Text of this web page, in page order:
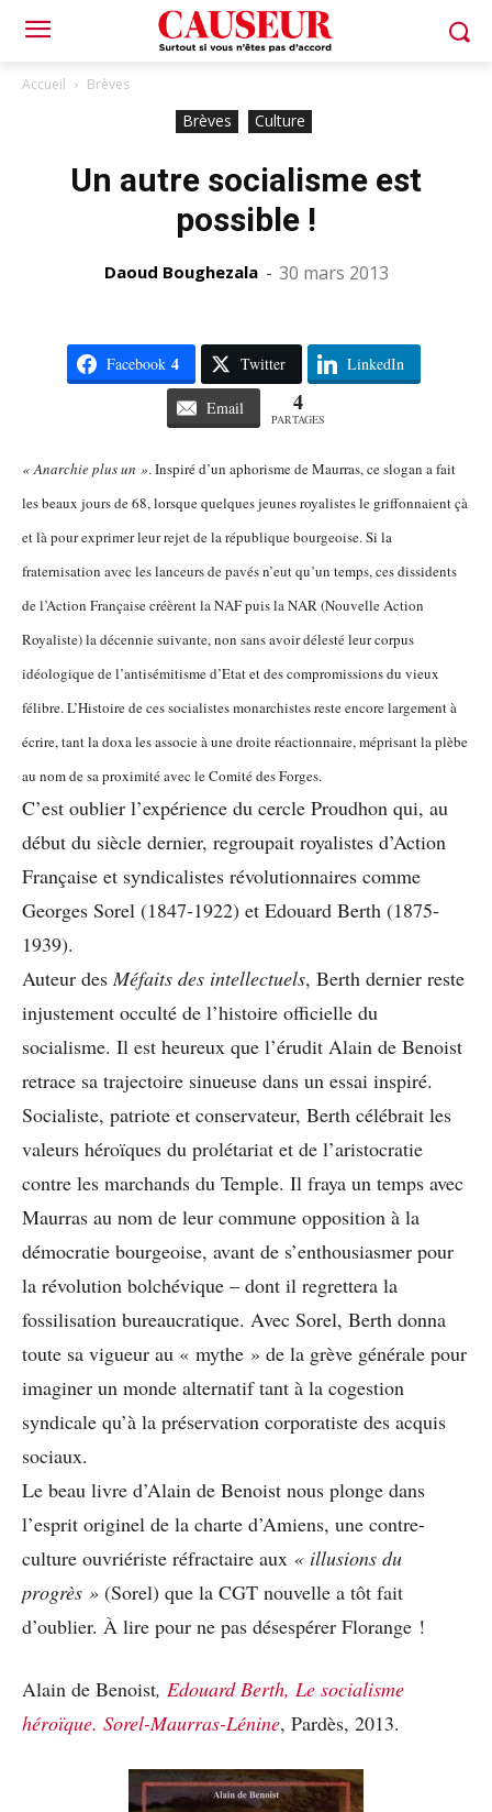
Accueil Brèves
Brèves Culture
Un autre socialisme est
possible !
Daoud Boughezala - 30 mars 2013
Facebook 4 Twitter LinkedIn
Email 4
PARTAGES
« Anarchie plus un ». Inspiré d’un aphorisme de Maurras, ce slogan a fait
les beaux jours de 68, lorsque quelques jeunes royalistes le griffonnaient çà
et là pour exprimer leur rejet de la république bourgeoise. Si la
fraternisation avec les lanceurs de pavés n’eut qu’un temps, ces dissidents
de l’Action Française créèrent la NAF puis la NAR (Nouvelle Action
Royaliste) la décennie suivante, non sans avoir délesté leur corpus
idéologique de l’antisémitisme d’Etat et des compromissions du vieux
félibre. L’Histoire de ces socialistes monarchistes reste encore largement à
écrire, tant la doxa les associe à une droite réactionnaire, méprisant la plèbe
au nom de sa proximité avec le Comité des Forges.
C’est oublier l’expérience du cercle Proudhon qui, au
début du siècle dernier, regroupait royalistes d’Action
Française et syndicalistes révolutionnaires comme
Georges Sorel (1847-1922) et Edouard Berth (1875-
1939).
Auteur desMéfaits des intellectuels, Berth dernier reste
injustement occulté de l’histoire officielle du
socialisme. Il est heureux que l’érudit Alain de Benoist
retrace sa trajectoire sinueuse dans un essai inspiré.
Socialiste, patriote et conservateur, Berth célébrait les
valeurs héroïques du prolétariat et de l’aristocratie
contre les marchands du Temple. Il fraya un temps avec
Maurras au nom de leur commune opposition à la
démocratie bourgeoise, avant de s’enthousiasmer pour
la révolution bolchévique – dont il regrettera la
fossilisation bureaucratique. Avec Sorel, Berth donna
toute sa vigueur au « mythe » de la grève générale pour
imaginer un monde alternatif tant à la cogestion
syndicale qu’à la préservation corporatiste des acquis
sociaux.
Le beau livre d’Alain de Benoist nous plonge dans
l’esprit originel de la charte d’Amiens, une contre-
culture ouvriériste réfractaire aux « illusions du
progrès » (Sorel) que la CGT nouvelle a tôt fait
d’oublier. À lire pour ne pas désespérer Florange !
Alain de Benoist, Edouard Berth, Le socialisme
héroïque. Sorel-Maurras-Lénine, Pardès, 2013.